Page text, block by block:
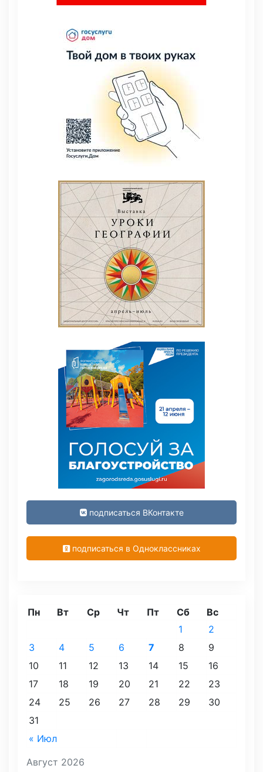
подписаться ВКонтакте
подписаться в Одноклассниках
Август 2026
Пн Вт Ср Чт Пт Сб Вс
« Июл
1
2
3
4 5 6 7 8
9
10
11 12 13 14 15
16
17
18 19 20 21 22
23
24
25 26 27 28 29
30
31